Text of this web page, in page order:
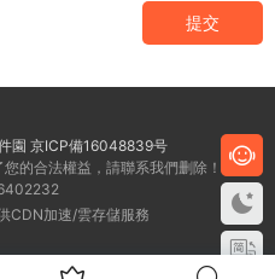
提交
園 京ICP備16048839号
的合法權益，請聯系我們删除！客服
CDN加速/雲存儲服務